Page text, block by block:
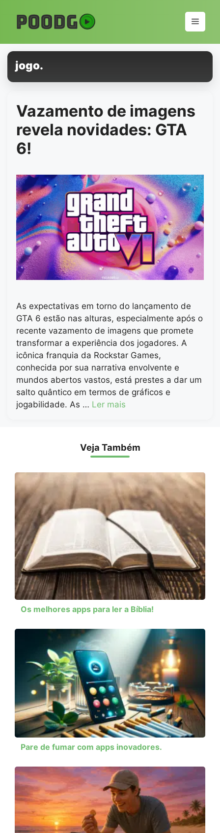
para
conteúdo
Menu
jogo.
Vazamento de imagens
revela novidades: GTA
6!
As expectativas em torno do lançamento de
GTA 6 estão nas alturas, especialmente após o
recente vazamento de imagens que promete
transformar a experiência dos jogadores. A
icônica franquia da Rockstar Games,
conhecida por sua narrativa envolvente e
mundos abertos vastos, está prestes a dar um
salto quântico em termos de gráficos e
jogabilidade. As … Ler mais
Veja Também
Os melhores apps para ler a Bíblia!
Pare de fumar com apps inovadores.